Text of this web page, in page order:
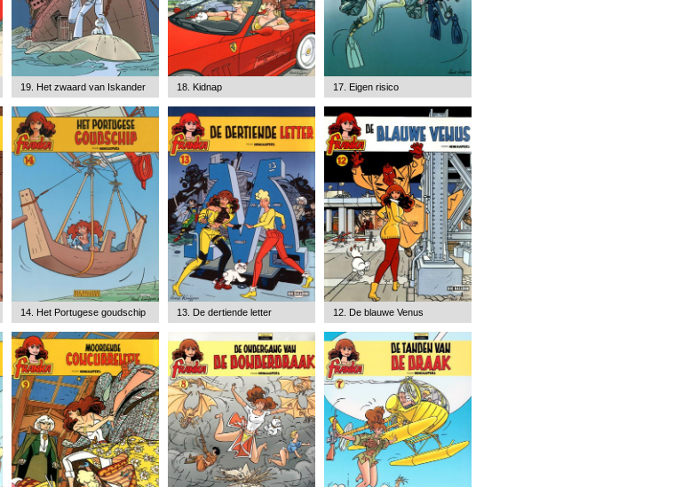
19. Het zwaard van Iskander 18. Kidnap 17. Eigen risico
14. Het Portugese goudschip 13. De dertiende letter 12. De blauwe Venus